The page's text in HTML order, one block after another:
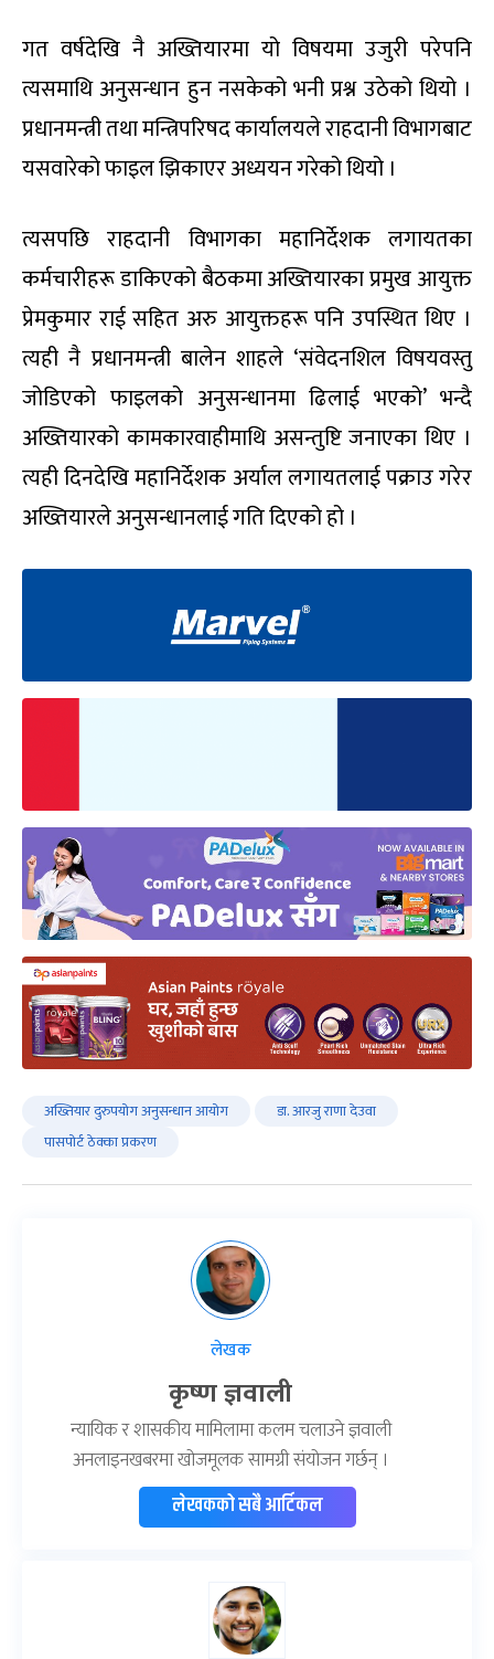
गत वर्षदेखि नै अख्तियारमा यो विषयमा उजुरी परेपनि
त्यसमाथि अनुसन्धान हुन नसकेको भनी प्रश्न उठेको थियो ।
प्रधानमन्त्री तथा मन्त्रिपरिषद कार्यालयले राहदानी विभागबाट
यसवारेको फाइल झिकाएर अध्ययन गरेको थियो ।
त्यसपछि राहदानी विभागका महानिर्देशक लगायतका
कर्मचारीहरू डाकिएको बैठकमा अख्तियारका प्रमुख आयुक्त
प्रेमकुमार राई सहित अरु आयुक्तहरू पनि उपस्थित थिए ।
त्यही नै प्रधानमन्त्री बालेन शाहले ‘संवेदनशिल विषयवस्तु
जोडिएको फाइलको अनुसन्धानमा ढिलाई भएको’ भन्दै
अख्तियारको कामकारवाहीमाथि असन्तुष्टि जनाएका थिए ।
त्यही दिनदेखि महानिर्देशक अर्याल लगायतलाई पक्राउ गरेर
अख्तियारले अनुसन्धानलाई गति दिएको हो ।
अख्तियार दुरुपयोग अनुसन्धान आयोग
डा. आरजु राणा देउवा
पासपोर्ट ठेक्का प्रकरण
लेखक
कृष्ण ज्ञवाली
न्यायिक र शासकीय मामिलामा कलम चलाउने ज्ञवाली
अनलाइनखबरमा खोजमूलक सामग्री संयोजन गर्छन् ।
लेखकको सबै आर्टिकल